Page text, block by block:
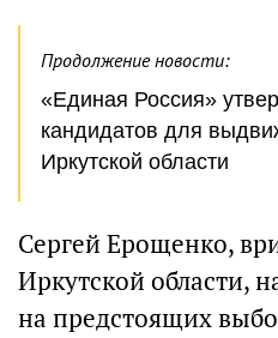
Продолжение новости:
«Единая Россия»
кандидатов для
Иркутской области
Сергей Ерощенко,
Иркутской области,
на предстоящих